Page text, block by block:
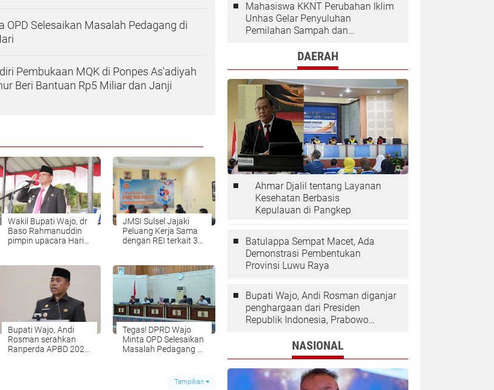
OPD Selesaikan Masalah Pedagang di
Pembukaan MQK di Ponpes As'adiyah
Beri Bantuan Rp5 Miliar dan Janji
Wakil Bupati Wajo, dr
Baso Rahmanuddin
pimpin upacara Hari
Bupati Wajo
JMSI Sulsel Jajaki
Peluang Kerja Sama
dengan REI terkait 3
Bupati Wajo, Andi
Rosman serahkan
Ranperda APBD 2026
Tegas! DPRD Wajo
Minta OPD Selesaikan
Masalah Pedagang di
Tampilkan
Mahasiswa KKNT Perubahan Iklim
Unhas Gelar Penyuluhan
Pemilahan Sampah dan
Desa KalolingDAERAH
Ahmar Djalil tentang Layanan
Kesehatan Berbasis
Kepulauan di Pangkep
Batulappa Sempat Macet, Ada
Demonstrasi Pembentukan
Provinsi Luwu Raya
Bupati Wajo, Andi Rosman diganjar
penghargaan dari Presiden
Republik Indonesia, Prabowo
NASIONAL